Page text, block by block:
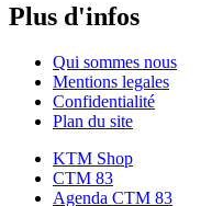
Plus d'infos
Qui sommes nous
Mentions legales
Confidentialité
Plan du site
KTM Shop
CTM 83
Agenda CTM 83